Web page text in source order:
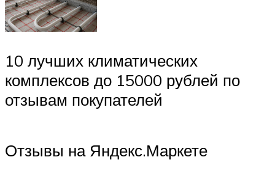
10 лучших климатических
комплексов до 15000 рублей по
отзывам покупателей
Отзывы на Яндекс.Маркете